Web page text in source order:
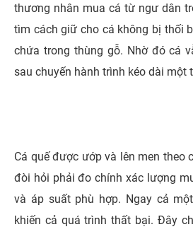
thương nhân mua cá từ ngư dân
tìm cách giữ cho cá không bị thối
chứa trong thùng gỗ. Nhờ đó cá
sau chuyến hành trình kéo dài một
Cá quế được ướp và lên men theo
đòi hỏi phải đo chính xác lượng
và áp suất phù hợp. Ngay cả
khiến cả quá trình thất bại. Đây